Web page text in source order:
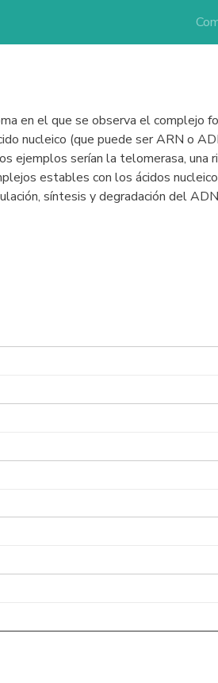
en el que se observa el complejo
nucleico (que puede ser ARN o
ejemplos serían la telomerasa,
estables con los ácidos
síntesis y degradación del